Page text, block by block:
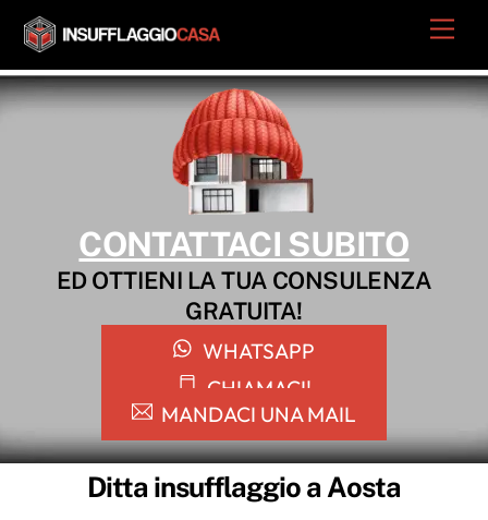
Skip
content
CONTATTACI SUBITO
ED OTTIENI LA TUA CONSULENZA
GRATUITA!
WHATSAPP
CHIAMACI!
MANDACI UNA MAIL
Ditta insufflaggio a Aosta